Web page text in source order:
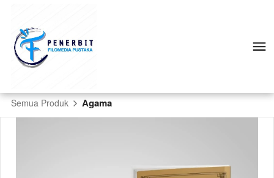
Semua Produk Agama